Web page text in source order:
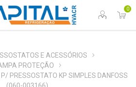
0
E ACESSÓRIOS
PROTEÇÃO
PRESSOSTATO KP SIMPLES DANFOSS